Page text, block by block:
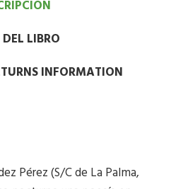
LIBRO
INFORMATION
Pérez (S/C de La Palma,